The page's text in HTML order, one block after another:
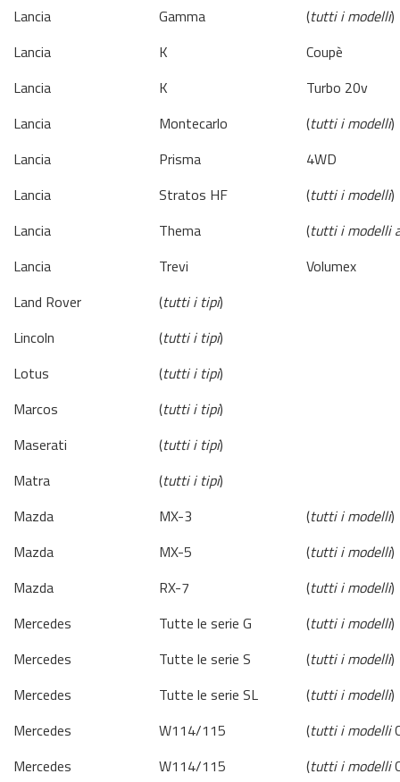
Lancia
Gamma (tutti i modelli)
Lancia
K
Coupè
Lancia
K
Turbo 20v
Lancia
Montecarlo (tutti i modelli)
Lancia
Prisma
4WD
Lancia
Stratos HF (tutti i modelli)
Lancia
Thema (tutti i modelli
Lancia
Trevi
Volumex
Land Rover
(tutti i tipi)
Lincoln
(tutti i tipi)
Lotus
(tutti i tipi)
Marcos
(tutti i tipi)
Maserati
(tutti i tipi)
Matra
(tutti i tipi)
Mazda
MX-3 (tutti i modelli)
Mazda
MX-5 (tutti i modelli)
Mazda
RX-7 (tutti i modelli)
Mercedes
Tutte le serie G (tutti i modelli)
Mercedes
Tutte le serie S (tutti i modelli)
Mercedes
Tutte le serie SL (tutti i modelli)
Mercedes
W114/115 (tutti i modelli
Mercedes
W114/115 (tutti i modelli